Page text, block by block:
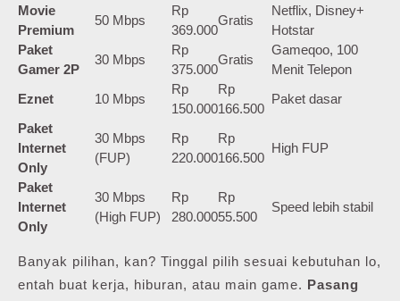
Movie
Premium
50 Mbps
Rp
369.000
Gratis
Netflix, Disney+
Hotstar
Paket
Gamer 2P
30 Mbps
Rp
375.000
Gratis
Gameqoo, 100
Menit Telepon
Eznet
10 Mbps
Rp
150.000
Rp
166.500
Paket dasar
Paket
Internet
Only
30 Mbps
(FUP)
Rp
220.000
Rp
166.500
High FUP
Paket
Internet
Only
30 Mbps
(High FUP)
Rp
280.000
Rp
55.500
Speed lebih stabil
Banyak pilihan, kan? Tinggal pilih sesuai kebutuhan lo,
entah buat kerja, hiburan, atau main game. Pasang